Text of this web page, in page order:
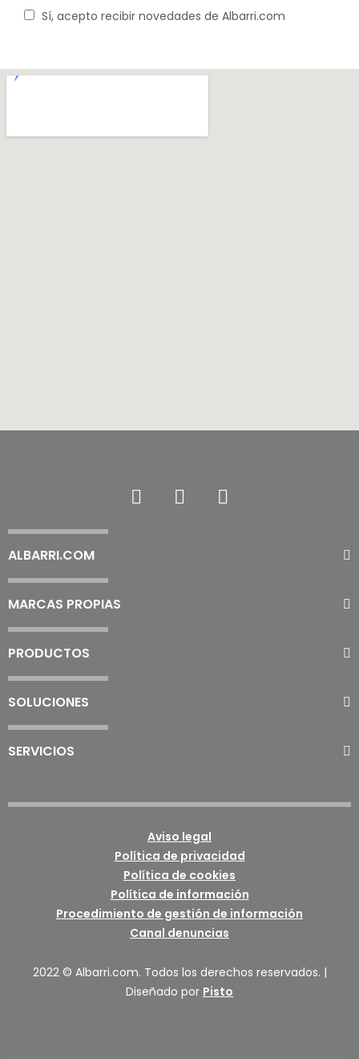
Sí, acepto recibir novedades de Albarri.com
ALBARRI.COM
MARCAS PROPIAS
PRODUCTOS
SOLUCIONES
SERVICIOS
Aviso legal
Política de privacidad
Política de cookies
Política de información
Procedimiento de gestión de información
Canal denuncias
2022 © Albarri.com. Todos los derechos reservados. |
Diseñado por Pisto